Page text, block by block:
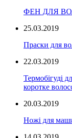
ФЕН ДЛЯ
25.03.2019
Праски для
22.03.2019
Термобігуді
коротке
20.03.2019
Ножі для